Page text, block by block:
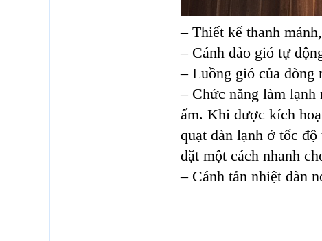
– Thiết kế thanh
– Cánh đảo gió tự
– Luồng gió của dòng
– Chức năng làm lạnh
ấm. Khi được kích
quạt dàn lạnh ở tốc
đặt một cách nhanh
– Cánh tản nhiệt dàn